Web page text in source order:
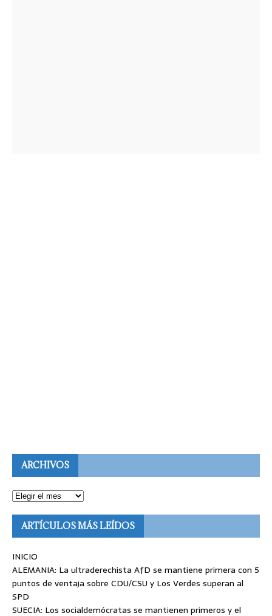
ARCHIVOS
ARTÍCULOS MÁS LEÍDOS
INICIO
ALEMANIA: La ultraderechista AfD se mantiene primera con 5
puntos de ventaja sobre CDU/CSU y Los Verdes superan al
SPD
SUECIA: Los socialdemócratas se mantienen primeros y el